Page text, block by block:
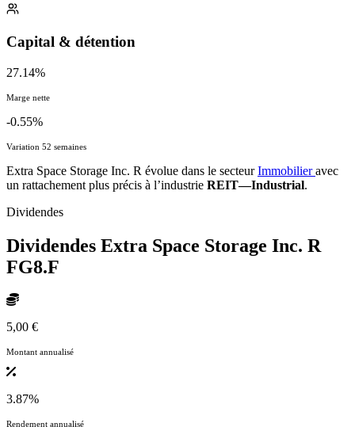
Capital & détention
27.14%
Marge nette
-0.55%
Variation 52 semaines
Extra Space Storage Inc. R évolue dans le secteurImmobilieravec
un rattachement plus précis à l’industrie REIT—Industrial.
Dividendes
Dividendes Extra Space Storage Inc. R
FG8.F
5,00 €
Montant annualisé
3.87%
Rendement annualisé